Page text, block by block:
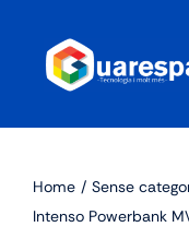
content
Home
Sense
Intenso Powerbank